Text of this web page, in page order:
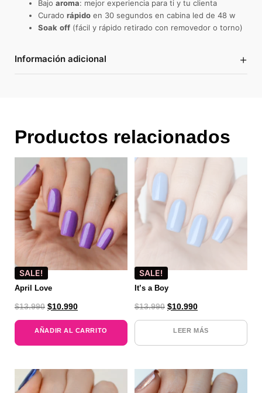
Bajo aroma: mejor experiencia para ti y tu clienta
Curado rápido en 30 segundos en cabina led de 48 w
Soak off (fácil y rápido retirado con removedor o torno)
Información adicional +
Productos relacionados
SALE!
April Love
$13.990 $10.990
AÑADIR AL CARRITO
SALE!
It’s a Boy
$13.990 $10.990
LEER MÁS